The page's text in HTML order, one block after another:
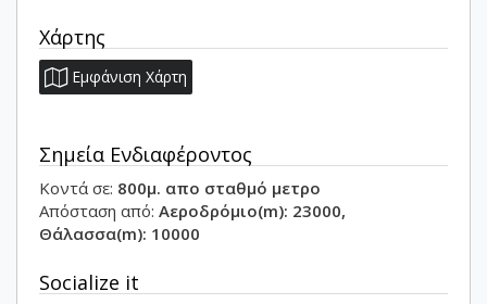
Χάρτης
Εμφάνιση Χάρτη
Σημεία Ενδιαφέροντος
Κοντά σε: 800μ. απο σταθμό μετρο
Απόσταση από: Αεροδρόμιο(m): 23000,
Θάλασσα(m): 10000
Socialize it